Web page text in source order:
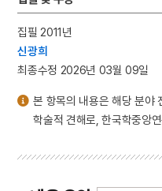
집필 2011년
신광희
최종수정 2026년 03월 09일
본 항목의 내용은 해당 분야
학술적 견해로, 한국학중앙